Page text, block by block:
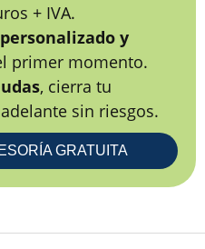
+ IVA.
y
primer momento.
, cierra tu
sin riesgos.
GRATUITA